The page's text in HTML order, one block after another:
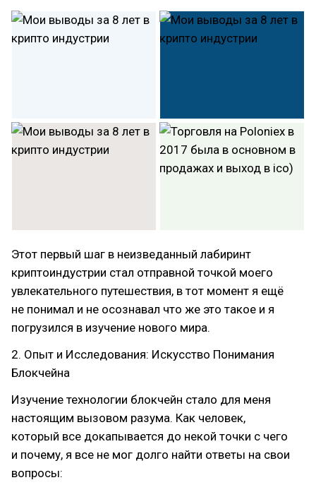
Этот первый шаг в неизведанный лабиринт
криптоиндустрии стал отправной точкой моего
увлекательного путешествия, в тот момент я ещё
не понимал и не осознавал что же это такое и я
погрузился в изучение нового мира.
2. Опыт и Исследования: Искусство Понимания
Блокчейна
Изучение технологии блокчейн стало для меня
настоящим вызовом разума. Как человек,
который все докапывается до некой точки с чего
и почему, я все не мог долго найти ответы на свои
вопросы: